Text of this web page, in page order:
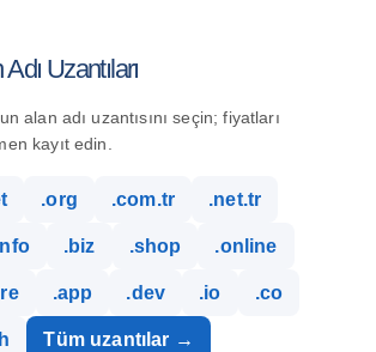
Uzantıları
alan adı uzantısını seçin; fiyatları
kayıt edin.
.org .com.tr .net.tr
.biz .shop .online
.app .dev .io .co
Tüm uzantılar →